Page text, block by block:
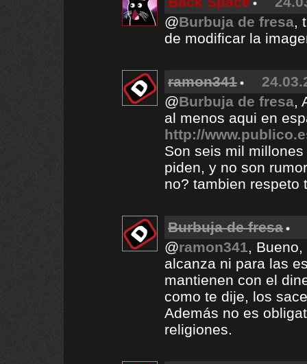
@Burbuja de fresa,
de modificar la
ramon341
@Burbuja de fresa,
al menos aqui en
http://
Son seis mil
piden, y no son
no? tambien respeto
Burbuja de fresa
@ramon341,
alcanza ni para las
mantienen con el
como te dije, los
Además no es
religiones.